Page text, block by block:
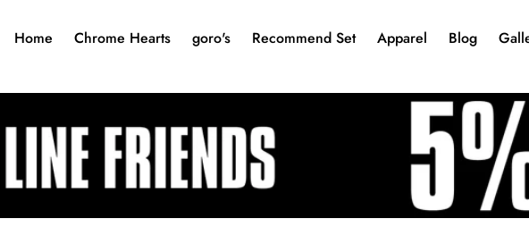
Home Chrome Hearts goro's Recommend Set Apparel Blog